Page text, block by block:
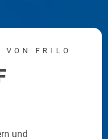
18.08. &
Online-